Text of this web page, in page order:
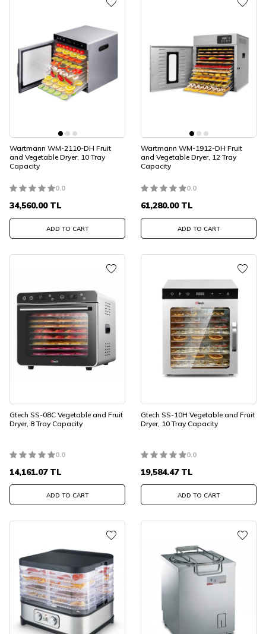
Wartmann WM-2110-DH Fruit
and Vegetable Dryer, 10 Tray
Capacity
0.0
34,560.00TL
ADD TO CART
Wartmann WM-1912-DH Fruit
and Vegetable Dryer, 12 Tray
Capacity
0.0
61,280.00TL
ADD TO CART
Gtech SS-08C Vegetable and Fruit
Dryer, 8 Tray Capacity
0.0
14,161.07TL
ADD TO CART
Gtech SS-10H Vegetable and Fruit
Dryer, 10 Tray Capacity
0.0
19,584.47TL
ADD TO CART